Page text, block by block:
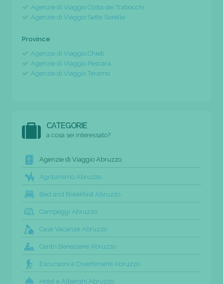
Agenzie di Viaggio Costa dei Trabocchi
Agenzie di Viaggio Sette Sorelle
Province
Agenzie di Viaggio Chieti
Agenzie di Viaggio Pescara
Agenzie di Viaggio Teramo
CATEGORIE
a cosa sei interessato?
Agenzie di Viaggio Abruzzo
Agriturismo Abruzzo
Bed and Breakfast Abruzzo
Campeggi Abruzzo
Case Vacanze Abruzzo
Centri Benessere Abruzzo
Escursioni e Divertimenti Abruzzo
Hotel e Alberghi Abruzzo